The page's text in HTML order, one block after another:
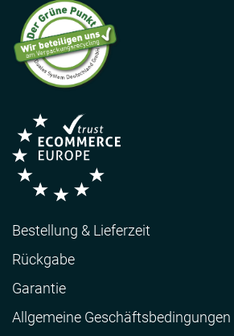
Bestellung & Lieferzeit
Rückgabe
Garantie
Allgemeine Geschäftsbedingungen